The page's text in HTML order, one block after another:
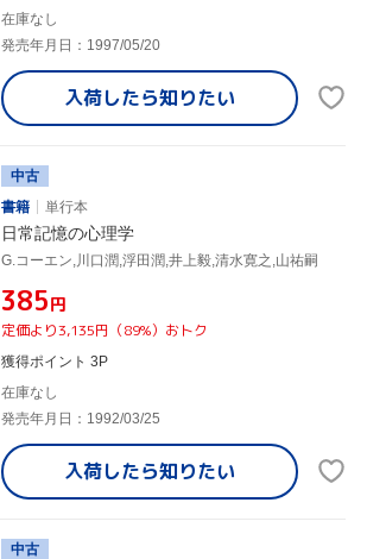
在庫なし
発売年月日：1997/05/20
入荷したら知りたい
中古
書籍
単行本
日常記憶の心理学
G.コーエン,川口潤,浮田潤,井上毅,清水寛之,山祐嗣
¥385円
定価より3,135円（89%）おトク
獲得ポイント 3P
在庫なし
発売年月日：1992/03/25
入荷したら知りたい
中古